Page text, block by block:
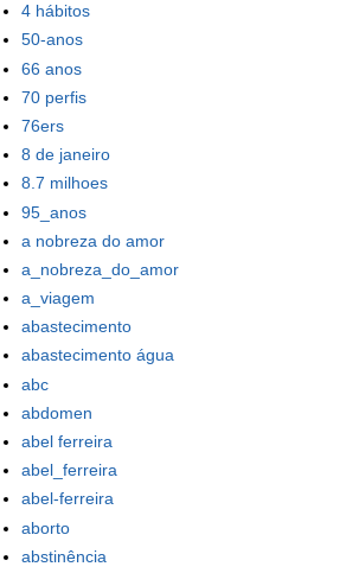
4 hábitos
50-anos
66 anos
70 perfis
76ers
8 de janeiro
8.7 milhoes
95_anos
a nobreza do amor
a_nobreza_do_amor
a_viagem
abastecimento
abastecimento água
abc
abdomen
abel ferreira
abel_ferreira
abel-ferreira
aborto
abstinência